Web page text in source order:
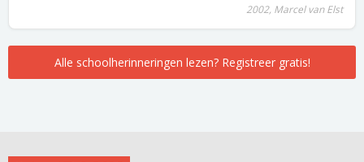
2002, Marcel van Elst
Alle schoolherinneringen lezen? Registreer gratis!